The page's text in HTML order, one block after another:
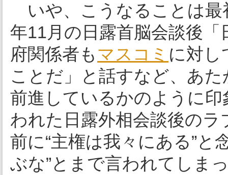
いや、こうなることは最
年11月の日露首脳会談後
府関係者も マスコミ に対し
ことだ」と話すなど、あ
前進しているかのように
われた日露外相会談後のラ
前に“主権は我々にある”と
ぶな”とまで言われてしま